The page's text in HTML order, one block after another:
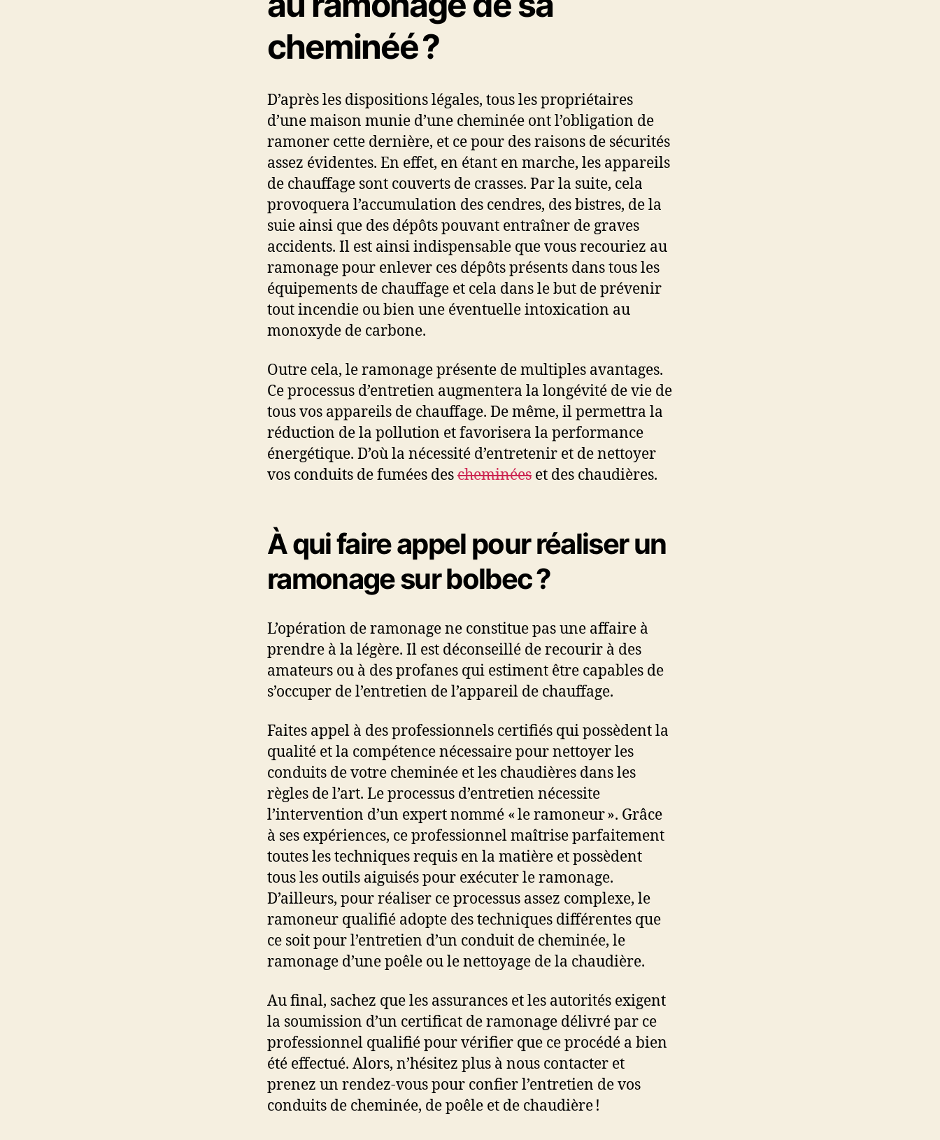
cheminéé ?
D’après les dispositions légales, tous les propriétaires
d’une maison munie d’une cheminée ont l’obligation de
ramoner cette dernière, et ce pour des raisons de sécurités
assez évidentes. En effet, en étant en marche, les appareils
de chauffage sont couverts de crasses. Par la suite, cela
provoquera l’accumulation des cendres, des bistres, de la
suie ainsi que des dépôts pouvant entraîner de graves
accidents. Il est ainsi indispensable que vous recouriez au
ramonage pour enlever ces dépôts présents dans tous les
équipements de chauffage et cela dans le but de prévenir
tout incendie ou bien une éventuelle intoxication au
monoxyde de carbone.
Outre cela, le ramonage présente de multiples avantages.
Ce processus d’entretien augmentera la longévité de vie de
tous vos appareils de chauffage. De même, il permettra la
réduction de la pollution et favorisera la performance
énergétique. D’où la nécessité d’entretenir et de nettoyer
vos conduits de fumées descheminées et des chaudières.
À qui faire appel pour réaliser un
ramonage sur bolbec ?
L’opération de ramonage ne constitue pas une affaire à
prendre à la légère. Il est déconseillé de recourir à des
amateurs ou à des profanes qui estiment être capables de
s’occuper de l’entretien de l’appareil de chauffage.
Faites appel à des professionnels certifiés qui possèdent la
qualité et la compétence nécessaire pour nettoyer les
conduits de votre cheminée et les chaudières dans les
règles de l’art. Le processus d’entretien nécessite
l’intervention d’un expert nommé « le ramoneur ». Grâce
à ses expériences, ce professionnel maîtrise parfaitement
toutes les techniques requis en la matière et possèdent
tous les outils aiguisés pour exécuter le ramonage.
D’ailleurs, pour réaliser ce processus assez complexe, le
ramoneur qualifié adopte des techniques différentes que
ce soit pour l’entretien d’un conduit de cheminée, le
ramonage d’une poêle ou le nettoyage de la chaudière.
Au final, sachez que les assurances et les autorités exigent
la soumission d’un certificat de ramonage délivré par ce
professionnel qualifié pour vérifier que ce procédé a bien
été effectué. Alors, n’hésitez plus à nous contacter et
prenez un rendez-vous pour confier l’entretien de vos
conduits de cheminée, de poêle et de chaudière !